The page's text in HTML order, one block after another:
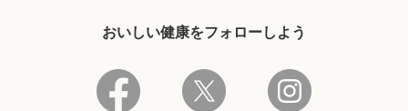
おいしい健康をフォローしよう